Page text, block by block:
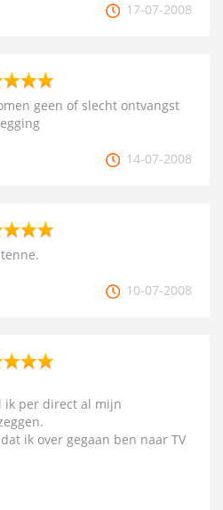
17-07-2008
geen of slecht ontvangst
14-07-2008
10-07-2008
ik per direct al mijn
ik over gegaan ben naar TV